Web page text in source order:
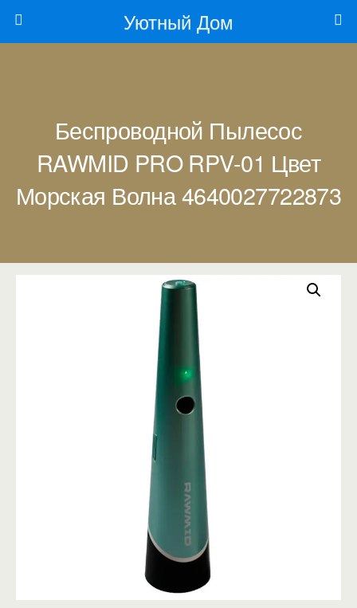
Уютный Дом
Беспроводной Пылесос
RAWMID PRO RPV-01 Цвет
Морская Волна 4640027722873